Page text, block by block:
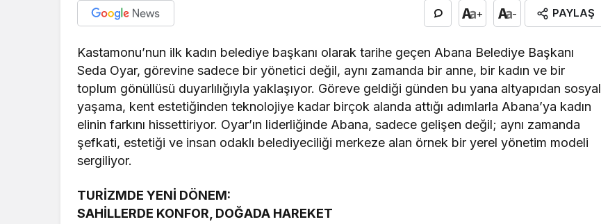
+ - PAYLAŞ
Kastamonu’nun ilk kadın belediye başkanı olarak tarihe geçen Abana Belediye Başkanı
Seda Oyar, görevine sadece bir yönetici değil, aynı zamanda bir anne, bir kadın ve bir
toplum gönüllüsü duyarlılığıyla yaklaşıyor. Göreve geldiği günden bu yana altyapıdan sosyal
yaşama, kent estetiğinden teknolojiye kadar birçok alanda attığı adımlarla Abana’ya kadın
elinin farkını hissettiriyor. Oyar’ın liderliğinde Abana, sadece gelişen değil; aynı zamanda
şefkati, estetiği ve insan odaklı belediyeciliği merkeze alan örnek bir yerel yönetim modeli
sergiliyor.
TURİZMDE YENİ DÖNEM:
SAHİLLERDE KONFOR, DOĞADA HAREKET